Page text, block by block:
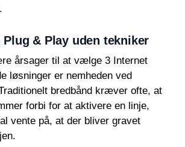
& Play uden tekniker
årsager til at vælge 3 Internet
løsninger er nemheden ved
bredbånd kræver ofte, at
forbi for at aktivere en linje,
vente på, at der bliver gravet